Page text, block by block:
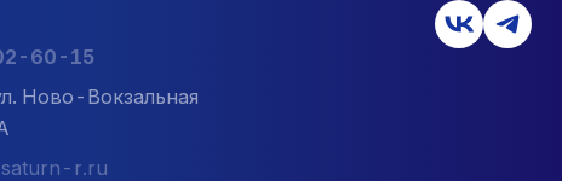
60-15
Ново-Вокзальная
r.ru